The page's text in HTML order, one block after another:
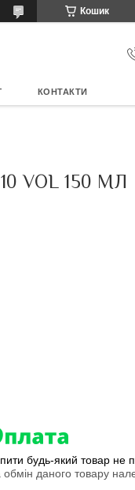
Кошик
КОНТАКТИ
VOL 150 МЛ
будь-який товар не
даного товару